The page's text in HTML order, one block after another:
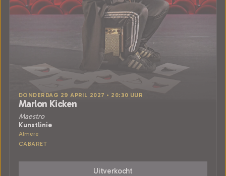
DONDERDAG 29 APRIL 2027 • 20:30 UUR
Marlon Kicken
Maestro
Kunstlinie
Almere
CABARET
Uitverkocht